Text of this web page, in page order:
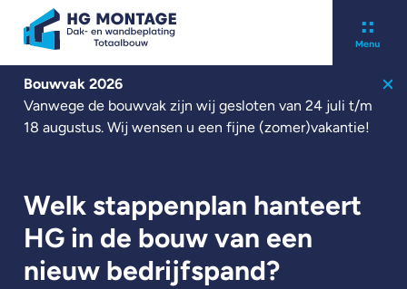
Bouwvak 2026
Vanwege de bouwvak zijn wij gesloten van 24 juli t/m
18 augustus. Wij wensen u een fijne (zomer)vakantie!
Welk stappenplan hanteert
HG in de bouw van een
nieuw bedrijfspand?
Over ons
Kennisbank
Nieuwbouw
Renovatie
Zonnepanelen
Projecten